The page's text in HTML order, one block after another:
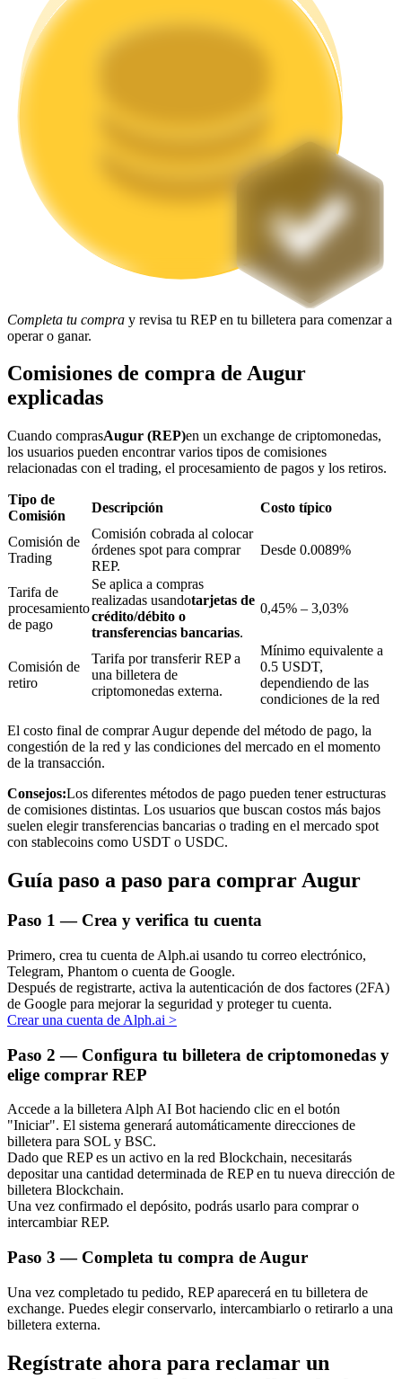
Launchpool
Participación flexible para ganar tokens populares
Bloqueos BTR
Inversiones exclusivas para titulares de BTR
Préstamos
Obtenga ganancias a largo plazo e intereses flexibles
Aprender Staking
Obtenga más información sobre cómo obtener ingresos pasivos
Bitrue
AI
Bitrue Partners
Completa tu compra y revisa tu REP en tu billetera para comenzar a
operar o ganar.
Comisiones de compra de Augur
explicadas
Cuando comprasAugur (REP)en un exchange de criptomonedas,
los usuarios pueden encontrar varios tipos de comisiones
relacionadas con el trading, el procesamiento de pagos y los retiros.
Tipo de
Comisión
Descripción Costo típico
Comisión de
Trading
Comisión cobrada al colocar
órdenes spot para comprar
REP.
Desde 0.0089%
Tarifa de
procesamiento
de pago
Se aplica a compras
realizadas usandotarjetas de
crédito/débito o
transferencias bancarias.
0,45% – 3,03%
Comisión de
retiro
Tarifa por transferir REP a
una billetera de
criptomonedas externa.
Mínimo equivalente a
0.5 USDT,
dependiendo de las
condiciones de la red
El costo final de comprar Augur depende del método de pago, la
congestión de la red y las condiciones del mercado en el momento
de la transacción.
Consejos:Los diferentes métodos de pago pueden tener estructuras
de comisiones distintas. Los usuarios que buscan costos más bajos
suelen elegir transferencias bancarias o trading en el mercado spot
con stablecoins como USDT o USDC.
Guía paso a paso para comprar Augur
Paso 1 — Crea y verifica tu cuenta
Primero, crea tu cuenta de Alph.ai usando tu correo electrónico,
Telegram, Phantom o cuenta de Google.
Después de registrarte, activa la autenticación de dos factores (2FA)
de Google para mejorar la seguridad y proteger tu cuenta.
Crear una cuenta de Alph.ai >
Paso 2 — Configura tu billetera de criptomonedas y
elige comprar REP
Accede a la billetera Alph AI Bot haciendo clic en el botón
"Iniciar". El sistema generará automáticamente direcciones de
billetera para SOL y BSC.
Dado que REP es un activo en la red Blockchain, necesitarás
depositar una cantidad determinada de REP en tu nueva dirección de
billetera Blockchain.
Una vez confirmado el depósito, podrás usarlo para comprar o
intercambiar REP.
Paso 3 — Completa tu compra de Augur
Una vez completado tu pedido, REP aparecerá en tu billetera de
exchange. Puedes elegir conservarlo, intercambiarlo o retirarlo a una
billetera externa.
Regístrate ahora para reclamar un